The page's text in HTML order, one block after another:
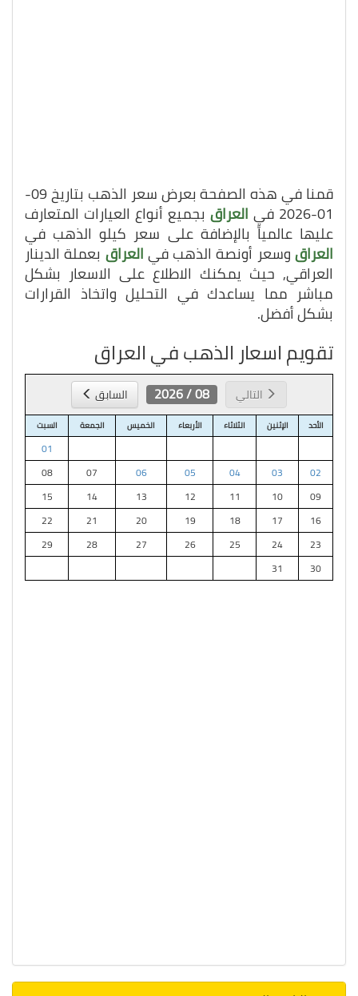
قمنا في هذه الصفحة بعرض سعر الذهب بتاريخ 09-
01-2026 في العراق بجميع أنواع العيارات المتعارف
عليها عالمياً بالإضافة على سعر كيلو الذهب في
العراقوسعر أونصة الذهب فيالعراق بعملة الدينار
العراقي, حيث يمكنك الاطلاع على الاسعار بشكل
مباشر مما يساعدك في التحليل واتخاذ القرارات
بشكل أفضل.
تقويم اسعار الذهب في العراق
التالي 08 / 2026 السابق
الأحد الإثنين الثلاثاء الأربعاء الخميس الجمعة السبت
01
02
03
04
05
06
07
08
09
10
11
12
13
14
15
16
17
18
19
20
21
22
23
24
25
26
27
28
29
30
31